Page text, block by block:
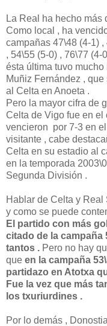
La Real ha hecho más
Como local , ha
campañas 47\48 (4-1)
, 54\55 (5-0) , 76\77 (4-
ésta última tuvo
Muñiz Fernández ,
al Celta en Anoeta .
Pero la mayor cifra de
Celta de Vigo fue en el
vencieron por 7-3 en
visitante , cabe
Celta en su estadio al
en la temporada
Segunda División .
Hablar de Celta y
y como se puede
El partido con más
citado de la campaña
tantos . Pero no hay
que en la campaña
partidazo en Atotxa
Fue la vez que más
los txuriurdines .
Por lo demás ,